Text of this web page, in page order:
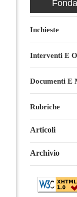
Inchieste
Interventi E
Documenti E
Rubriche
Articoli
Archivio